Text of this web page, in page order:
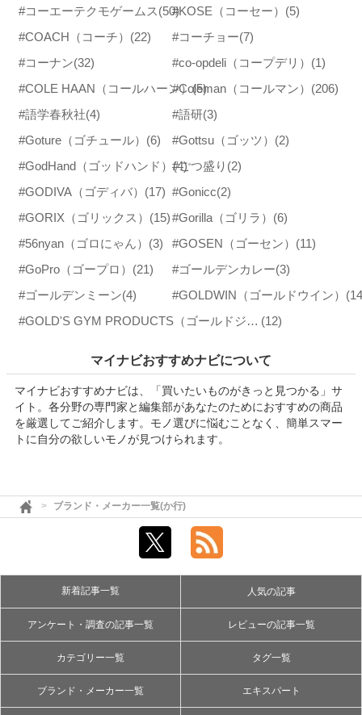
#コーエーテクモゲームス(50)#KOSE（コーセー） (5)
#COACH（コーチ） (22) #コーチョー(7)
#コーナン(32) #co-opdeli（コープデリ） (1)
#COLE HAAN（コールハーン）(5)
#Coleman（コールマン） (206)
#語学春秋社(4) #語研(3)
#Goture（ゴチュール） (6) #Gottsu（ゴッツ） (2)
#GodHand（ゴッドハンド）(4)
#ごつ盛り (2)
#GODIVA（ゴディバ） (17) #Gonicc(2)
#GORIX（ゴリックス） (15)#Gorilla（ゴリラ） (6)
#56nyan（ゴロにゃん） (3) #GOSEN（ゴーセン） (11)
#GoPro（ゴープロ） (21) #ゴールデンカレー(3)
#ゴールデンミーン(4) #GOLDWIN（ゴールドウイン）
#GOLD'S GYM PRODUCTS（ゴールドジムプロダクツ） (12)
マイナビおすすめナビについて
マイナビおすすめナビは、「買いたいものがきっと見つかる」サ
イト。各分野の専門家と編集部があなたのためにおすすめの商品
を厳選してご紹介します。モノ選びに悩むことなく、簡単スマー
トに自分の欲しいモノが見つけられます。
ブランド・メーカー一覧(か行)
新着記事一覧 人気の記事
アンケート・調査の記事一覧 レビューの記事一覧
カテゴリー一覧 タグ一覧
ブランド・メーカー一覧 エキスパート